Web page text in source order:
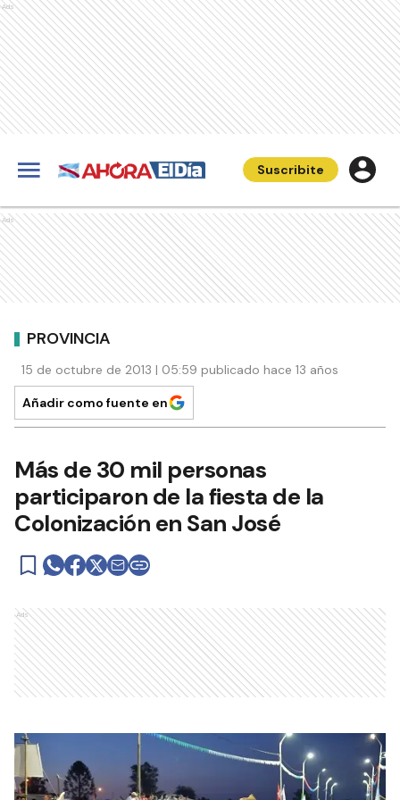
Ads
Suscribite
Ads
PROVINCIA
15 de octubre de 2013 | 05:59 publicado hace 13 años
Añadir como fuente en
Más de 30 mil personas
participaron de la fiesta de la
Colonización en San José
Ads